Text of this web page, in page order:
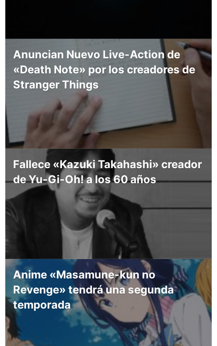
Anuncian Nuevo Live-Action de
«Death Note» por los creadores de
Stranger Things
Fallece «Kazuki Takahashi» creador
de Yu-Gi-Oh! a los 60 años
Anime «Masamune-kun no
Revenge» tendrá una segunda
temporada